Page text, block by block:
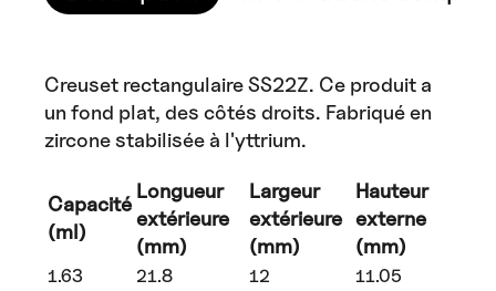
Creuset rectangulaire SS22Z. Ce produit a
un fond plat, des côtés droits. Fabriqué en
zircone stabilisée à l'yttrium.
Capacité
(ml)
Longueur
extérieure
(mm)
Largeur
extérieure
(mm)
Hauteur
externe
(mm)
1.63 21.8 12 11.05